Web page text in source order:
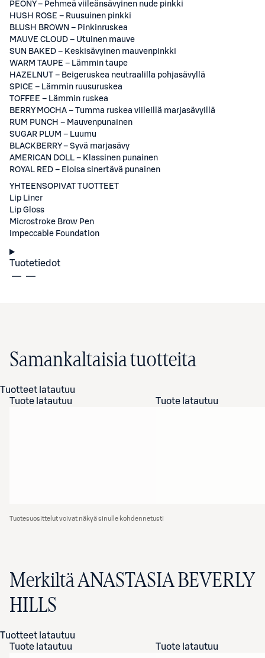
PEONY – Pehmeä viileänsävyinen nude pinkki
HUSH ROSE – Ruusuinen pinkki
BLUSH BROWN – Pinkinruskea
MAUVE CLOUD – Utuinen mauve
SUN BAKED – Keskisävyinen mauvenpinkki
WARM TAUPE – Lämmin taupe
HAZELNUT – Beigeruskea neutraalilla pohjasävyllä
SPICE – Lämmin ruusuruskea
TOFFEE – Lämmin ruskea
BERRY MOCHA – Tumma ruskea viileillä marjasävyillä
RUM PUNCH – Mauvenpunainen
SUGAR PLUM – Luumu
BLACKBERRY – Syvä marjasävy
AMERICAN DOLL – Klassinen punainen
ROYAL RED – Eloisa sinertävä punainen
YHTEENSOPIVAT TUOTTEET
Lip Liner
Lip Gloss
Microstroke Brow Pen
Impeccable Foundation
Tuotetiedot
Samankaltaisia tuotteita
Tuotteet latautuu
Tuote latautuu
Tuote latautuu
Tuotesuosittelut voivat näkyä sinulle kohdennetusti
Merkiltä ANASTASIA BEVERLY
HILLS
Tuotteet latautuu
Tuote latautuu
Tuote latautuu